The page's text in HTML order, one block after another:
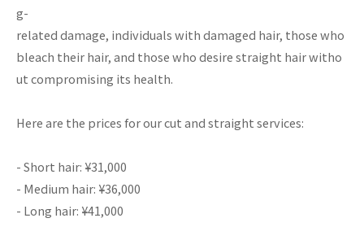
g-
related damage, individuals with damaged hair, those who
bleach their hair, and those who desire straight hair witho
ut compromising its health.
Here are the prices for our cut and straight services:
- Short hair: ¥31,000
- Medium hair: ¥36,000
- Long hair: ¥41,000